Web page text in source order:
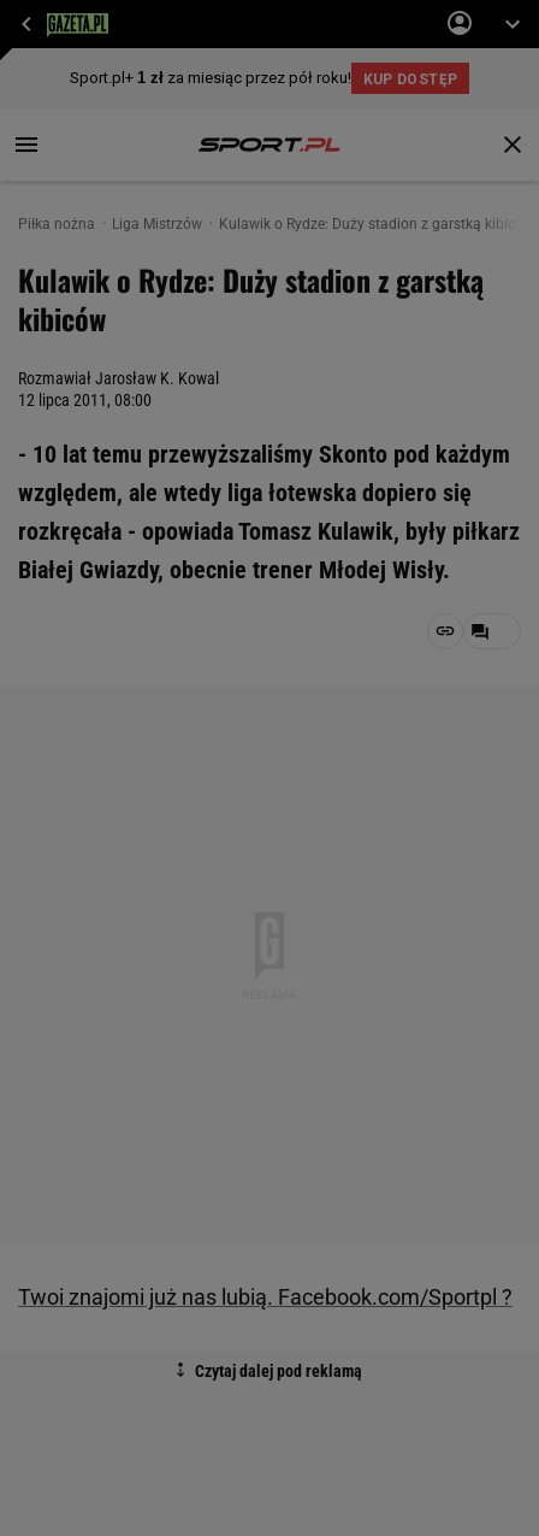
Piłka nożna Liga Mistrzów Kulawik o Rydze: Duży stadion z garstką kibiców
Kulawik o Rydze: Duży stadion z garstką
kibiców
Rozmawiał Jarosław K. Kowal
12 lipca 2011, 08:00
- 10 lat temu przewyższaliśmy Skonto pod każdym
względem, ale wtedy liga łotewska dopiero się
rozkręcała - opowiada Tomasz Kulawik, były piłkarz
Białej Gwiazdy, obecnie trener Młodej Wisły.
Twoi znajomi już nas lubią. Facebook.com/Sportpl ?